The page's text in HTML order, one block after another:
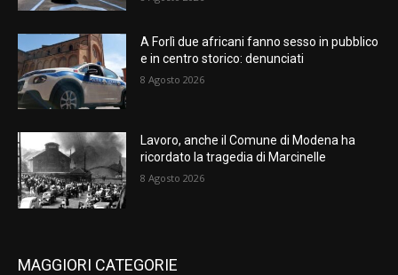
A Forlì due africani fanno sesso in pubblico
e in centro storico: denunciati
8 Agosto 2026
Lavoro, anche il Comune di Modena ha
ricordato la tragedia di Marcinelle
8 Agosto 2026
MAGGIORI CATEGORIE